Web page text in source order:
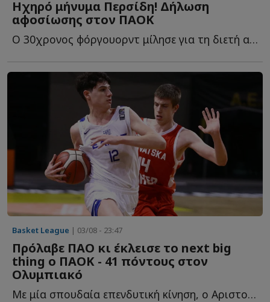
Ηχηρό μήνυμα Περσίδη! Δήλωση
αφοσίωσης στον ΠΑΟΚ
Ο 30χρονος φόργουορντ μίλησε για τη διετή ανανέωση, τ...
Basket League | 03/08 - 23:47
Πρόλαβε ΠΑΟ κι έκλεισε το next big
thing ο ΠΑΟΚ - 41 πόντους στον
Ολυμπιακό
Με μία σπουδαία επενδυτική κίνηση, ο Αριστοτέλης Μυστακίδης κ...